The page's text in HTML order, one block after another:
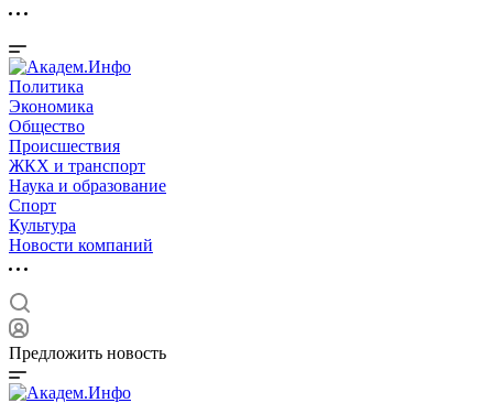
Политика
Экономика
Общество
Происшествия
ЖКХ и транспорт
Наука и образование
Спорт
Культура
Новости компаний
Предложить новость